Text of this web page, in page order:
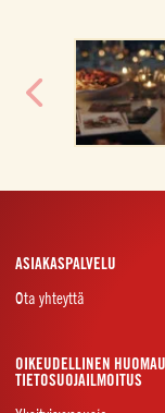
ASIAKASPALVELU
Ota yhteyttä
OIKEUDELLINEN
TIETOSUOJAILMOITUS